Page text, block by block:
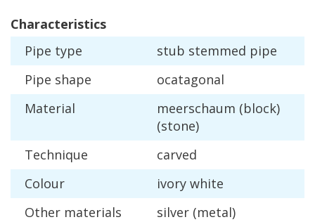
Characteristics
Pipe type stub stemmed pipe
Pipe shape
ocatagonal
Material
meerschaum (block)
(stone)
Technique
carved
Colour
ivory white
Other materials silver (metal)